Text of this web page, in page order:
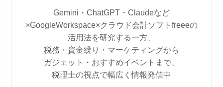
Gemini・ChatGPT・Claudeなど
×GoogleWorkspace×クラウド会計ソフトfreeeの
活用法を研究する一方、
税務・資金繰り・マーケティングから
ガジェット・おすすめイベントまで、
税理士の視点で幅広く情報発信中